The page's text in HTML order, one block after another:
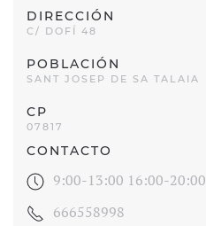
DIRECCIÓN
C/ DOFÍ 48
POBLACIÓN
SANT JOSEP DE SA TALAIA
CP
07817
CONTACTO
9:00-13:00 16:00-20:00
666558998